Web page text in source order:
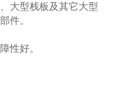
大型栈板及其它大型
件。
性好。